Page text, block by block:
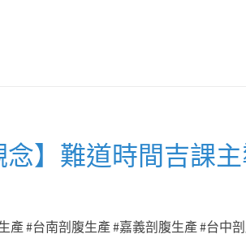
念】難道時間吉課
產 #台南剖腹生產 #嘉義剖腹生產 #台中